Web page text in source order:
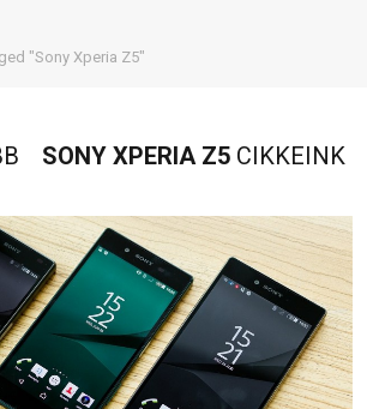
"Sony Xperia Z5"
SONY XPERIA Z5 CIKKEINK